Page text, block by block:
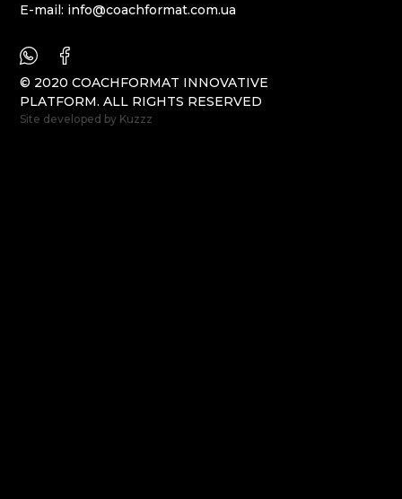
E-mail: info@coachformat.com.ua
© 2020 COACHFORMAT INNOVATIVE
PLATFORM. ALL RIGHTS RESERVED
Site developed by Kuzzz